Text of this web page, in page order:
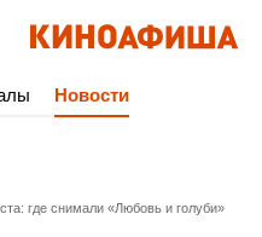
Новости
где снимали «Любовь и голуби»